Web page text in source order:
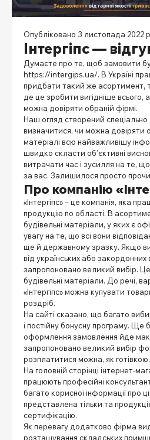
Опубліковано 3 листопада 2022
Інтергіпс —
Думаєте про те, щоб замовити
https://intergips.ua/. В Україні
придбати такий же асортимент,
де це зробити вигідніше всього,
можна довіряти обраній фірмі.
Наш огляд створений
визначитися, чи можна довіряти
матеріалі всю найважливішу
швидко скласти об’єктивні
витрачати час і зусилля на те,
за вас. Залишилося просто
Про компанію
«Інтергіпс» – це компанія, яка
продукцію по області. В
будівельні матеріали, у яких є
увагу на те, що всі вони
ще й державному зразку. Якщо
від українських або закордонних
запропоновано великий вибір.
будівельні матеріали. До речі,
«Інтергіпс» можна купувати
роздріб.
На сайті сказано, що багато
і постійну бонусну програму. Ще
оформлення замовлення йде
запропоновано великий вибір
розплатитися можна, як
На головній сторінці інтернет-
працюють професійні
багато корисної інформації про
представлена тільки та
сертифікацію.
Як перевагу додатково фірма
розташування складських